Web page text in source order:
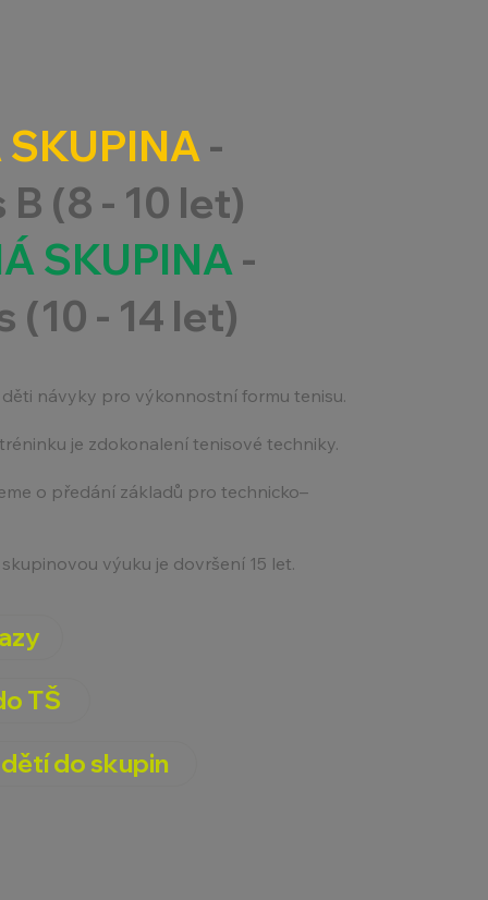
návyky pro výkonnostní formu tenisu.
je zdokonalení tenisové techniky.
o předání základů pro technicko–
výuku je dovršení 15 let.
SKUPINA-
(8 - 10 let)
SKUPINA-
(10 - 14 let)
TŠ
do skupin